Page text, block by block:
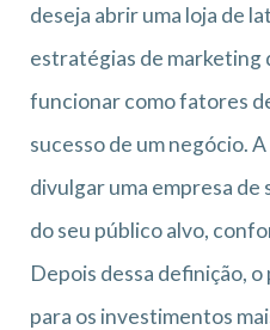
deseja abrir uma loja de
estratégias de marketing
funcionar como fatores
sucesso de um negócio.
divulgar uma empresa de
do seu público alvo,
Depois dessa definição,
para os investimentos